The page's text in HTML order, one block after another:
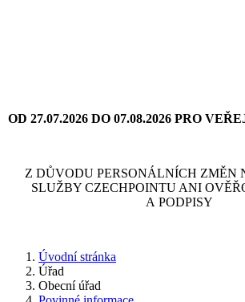
OD 27.07.2026 DO 07.08.2026 PRO
Z DŮVODU PERSONÁLNÍCH ZMĚN
SLUŽBY CZECHPOINTU ANI
A PODPISY
Úvodní stránka
Úřad
Obecní úřad